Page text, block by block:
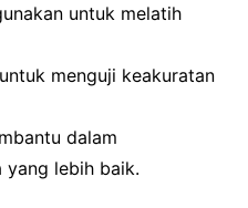
untuk melatih
menguji keakuratan
dalam
yang lebih baik.